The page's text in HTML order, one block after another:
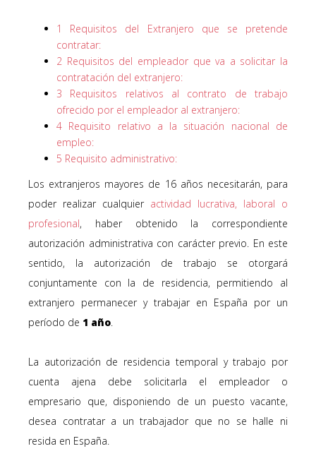
1
Requisitos del Extranjero que se pretende
contratar:
2 Requisitos del empleador que va a solicitar la
contratación del extranjero:
3 Requisitos relativos al contrato de trabajo
ofrecido por el empleador al extranjero:
4 Requisito relativo a la situación nacional de
empleo:
5 Requisito administrativo:
Los extranjeros mayores de 16 años necesitarán, para
poder realizar cualquier actividad lucrativa, laboral o
profesional, haber obtenido la correspondiente
autorización administrativa con carácter previo. En este
sentido, la autorización de trabajo se otorgará
conjuntamente con la de residencia, permitiendo al
extranjero permanecer y trabajar en España por un
período de 1 año
La autorización de residencia temporal y trabajo por
cuenta ajena debe solicitarla el empleador o
empresario que, disponiendo de un puesto vacante,
desea contratar a un trabajador que no se halle ni
resida en España.